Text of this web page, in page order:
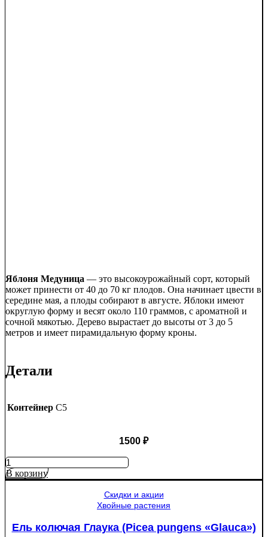
Яблоня Медуница — это высокоурожайный сорт, который
может принести от 40 до 70 кг плодов. Она начинает цвести в
середине мая, а плоды собирают в августе. Яблоки имеют
округлую форму и весят около 110 граммов, с ароматной и
сочной мякотью. Дерево вырастает до высоты от 3 до 5
метров и имеет пирамидальную форму кроны.
Детали
Контейнер C5
1500 ₽
Количество
товара
Яблоня
В корзину
Скидки и акции
Хвойные растения
Ель колючая Глаука (Picea pungens «Glauca»)